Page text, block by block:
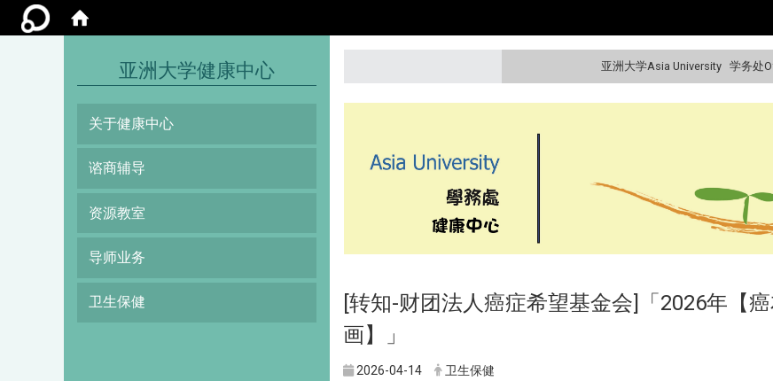
亚洲大学Asia University 学务处
亚洲大学健康中心
关于健康中心
谘商辅导
资源教室
导师业务
卫生保健
[转知-财团法人癌症希望基金会]「2026年【
画】」
2026-04-14 卫生保健